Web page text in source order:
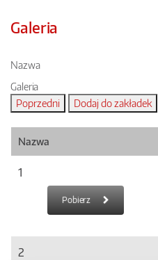
Galeria
Nazwa
Galeria
Nazwa
1
Pobierz
2